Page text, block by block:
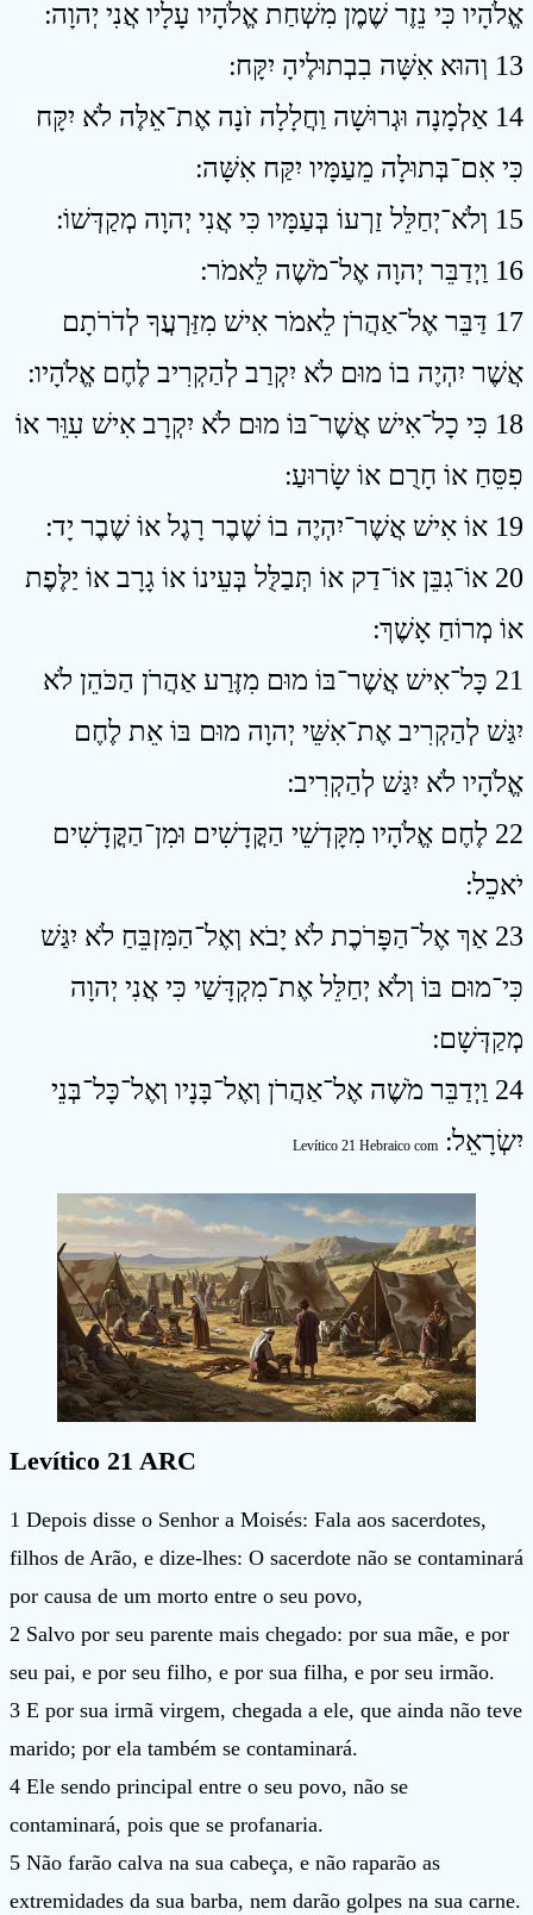
אֱלֹהָיו כִּי נֵזֶר שֶׁמֶן מִשְׁחַת אֱלֹהָיו עָלָיו אֲנִי יְהוָה ׃
13 וְהוּא אִשָּׁה בִבְתוּלֶיהָ יִקָּח ׃
14 אַלְמָנָה וּגְרוּשָׁה וַחֲלָלָה זֹנָה אֶת־אֵלֶּה לֹא יִקָּח
כִּי אִם־בְּתוּלָה מֵעַמָּיו יִקַּח אִשָּׁה ׃
15 וְלֹא־יְחַלֵּל זַרְעוֹ בְּעַמָּיו כִּי אֲנִי יְהוָה מְקַדְּשׁוֹ ׃
16 וַיְדַבֵּר יְהוָה אֶל־מֹשֶׁה לֵּאמֹר ׃
17 דַּבֵּר אֶל־אַהֲרֹן לֵאמֹר אִישׁ מִזַּרְעֲךָ לְדֹרֹתָם
אֲשֶׁר יִהְיֶה בוֹ מוּם לֹא יִקְרַב לְהַקְרִיב לֶחֶם אֱלֹהָיו ׃
18 כִּי כָל־אִישׁ אֲשֶׁר־בּוֹ מוּם לֹא יִקְרָב אִישׁ עִוֵּר אוֹ
פִסֵּחַ אוֹ חָרֻם אוֹ שָׂרוּעַ ׃
19 אוֹ אִישׁ אֲשֶׁר־יִהְיֶה בוֹ שֶׁבֶר רָגֶל אוֹ שֶׁבֶר יָד ׃
20 אוֹ־גִבֵּן אוֹ־דַק אוֹ תְּבַלֻּל בְּעֵינוֹ אוֹ גָרָב אוֹ יַלֶּפֶת
אוֹ מְרוֹחַ אָשֶׁךְ ׃
21 כָּל־אִישׁ אֲשֶׁר־בּוֹ מוּם מִזֶּרַע אַהֲרֹן הַכֹּהֵן לֹא
יִגַּשׁ לְהַקְרִיב אֶת־אִשֵּׁי יְהוָה מוּם בּוֹ אֵת לֶחֶם
אֱלֹהָיו לֹא יִגַּשׁ לְהַקְרִיב ׃
22 לֶחֶם אֱלֹהָיו מִקָּדְשֵׁי הַקֳּדָשִׁים וּמִן־הַקֳּדָשִׁים
יֹאכֵל ׃
23 אַךְ אֶל־הַפָּרֹכֶת לֹא יָבֹא וְאֶל־הַמִּזְבֵּחַ לֹא יִגַּשׁ
כִּי־מוּם בּוֹ וְלֹא יְחַלֵּל אֶת־מִקְדָּשַׁי כִּי אֲנִי יְהוָה
מְקַדְּשָׁם ׃
24 וַיְדַבֵּר מֹשֶׁה אֶל־אַהֲרֹן וְאֶל־בָּנָיו וְאֶל־כָּל־בְּנֵי
יִשְׂרָאֵל ׃ Levítico 21 Hebraico com
Levítico 21 ARC
1 Depois disse o Senhor a Moisés: Fala aos sacerdotes,
filhos de Arão, e dize-lhes: O sacerdote não se contaminará
por causa de um morto entre o seu povo,
2 Salvo por seu parente mais chegado: por sua mãe, e por
seu pai, e por seu filho, e por sua filha, e por seu irmão.
3 E por sua irmã virgem, chegada a ele, que ainda não teve
marido; por ela também se contaminará.
4 Ele sendo principal entre o seu povo, não se
contaminará, pois que se profanaria.
5 Não farão calva na sua cabeça, e não raparão as
extremidades da sua barba, nem darão golpes na sua carne.